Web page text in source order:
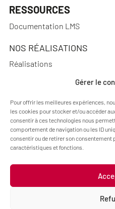
Gérer le
Pour offrir les meilleures expériences,
les cookies pour stocker et/ou accéder
consentir à ces technologies nous
comportement de navigation ou les ID
consentir ou de retirer son
caractéristiques et fonctions.
RESSOURCES
Documentation LMS
NOS RÉALISATIONS
Réalisations
A PROPOS
Actualités
Qui sommes-nous ?
Code : Jérôme